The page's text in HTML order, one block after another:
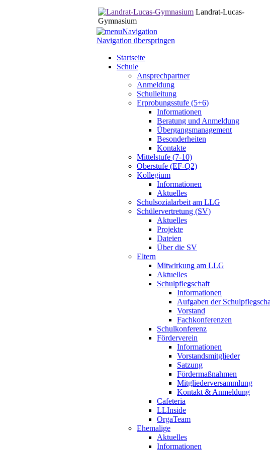
Landrat-Lucas-
Gymnasium
Navigation
Navigation überspringen
Startseite
Schule
Ansprechpartner
Anmeldung
Schulleitung
Erprobungsstufe (5+6)
Informationen
Beratung und Anmeldung
Übergangsmanagement
Besonderheiten
Kontakte
Mittelstufe (7-10)
Oberstufe (EF-Q2)
Kollegium
Informationen
Aktuelles
Schulsozialarbeit am LLG
Schülervertretung (SV)
Aktuelles
Projekte
Dateien
Über die SV
Eltern
Mitwirkung am LLG
Aktuelles
Schulpflegschaft
Informationen
Aufgaben der
Vorstand
Fachkonferenzen
Schulkonferenz
Förderverein
Informationen
Vorstandsmitglieder
Satzung
Fördermaßnahmen
Mitgliederversammlung
Kontakt & Anmeldung
Cafeteria
LLInside
OrgaTeam
Ehemalige
Aktuelles
Informationen